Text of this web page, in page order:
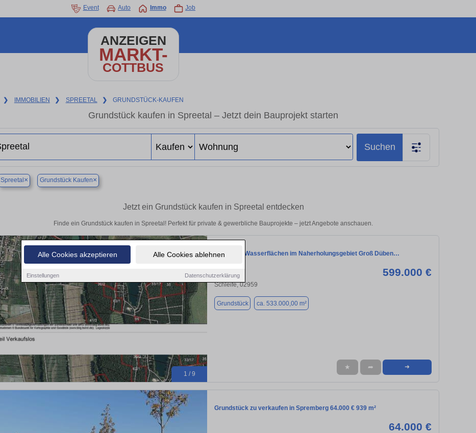
Alle Cookies akzeptieren Alle Cookies ablehnen
Einstellungen Datenschutzerklärung
Event Auto Immo Job
ANZEIGEN
MARKT-
COTTBUS
❯ IMMOBILIEN ❯ SPREETAL ❯ GRUNDSTÜCK-KAUFEN
Grundstück kaufen in Spreetal – Jetzt dein Bauprojekt starten
Suchen
Spreetal × Grundstück Kaufen×
Jetzt ein Grundstück kaufen in Spreetal entdecken
Finde ein Grundstück kaufen in Spreetal! Perfekt für private & gewerbliche Bauprojekte – jetzt Angebote anschauen.
1 / 9
Wald- und Wasserflächen im Naherholungsgebiet Groß Düben…
599.000 €
Schleife, 02959
Grundstück ca. 533.000,00 m²
★ ➦ ➜
Grundstück zu verkaufen in Spremberg 64.000 € 939 m²
64.000 €